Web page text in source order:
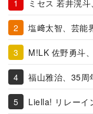
ミセス 若井滉
塩﨑太智、芸能
M!LK 佐野勇斗
福山雅治、35周
Liella! リレーイ